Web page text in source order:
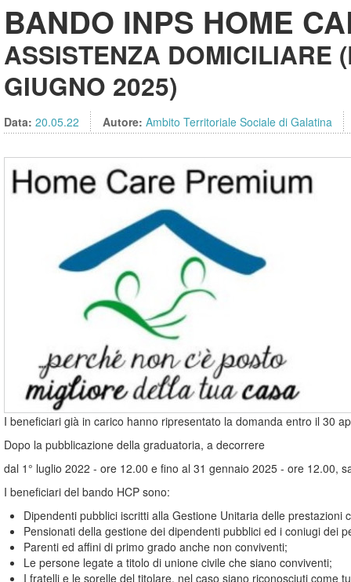
BANDO INPS HOME
ASSISTENZA DOMICILIARE
GIUGNO 2025)
Data: 20.05.22 Autore: Ambito Territoriale Sociale di Galatina
I beneficiari già in carico hanno ripresentato la domanda entro il 30
Dopo la pubblicazione della graduatoria, a decorrere
dal 1° luglio 2022 - ore 12.00 e fino al 31 gennaio 2025 - ore 12.00,
I beneficiari del bando HCP sono:
Dipendenti pubblici iscritti alla Gestione Unitaria delle prestazioni
Pensionati della gestione dei dipendenti pubblici ed i coniugi dei
Parenti ed affini di primo grado anche non conviventi;
Le persone legate a titolo di unione civile che siano conviventi;
I fratelli e le sorelle del titolare, nel caso siano riconosciuti come